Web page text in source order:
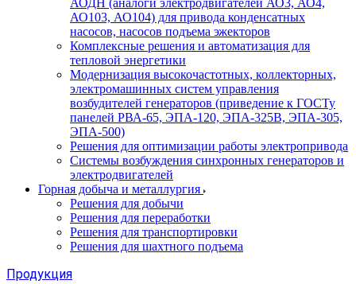
АОДН (аналоги электродвигателей АО3, АО4,
АО103, АО104) для привода конденсатных
насосов, насосов подъема эжекторов
Комплексные решения и автоматизация для
тепловой энергетики
Модернизация высокочастотных, коллекторных,
электромашинных систем управления
возбудителей генераторов (приведение к ГОСТу
панелей РВА-65, ЭПА-120, ЭПА-325В, ЭПА-305,
ЭПА-500)
Решения для оптимизации работы электропривода
Системы возбуждения синхронных генераторов и
электродвигателей
Горная добыча и металлургия
Решения для добычи
Решения для переработки
Решения для транспортировки
Решения для шахтного подъема
Продукция